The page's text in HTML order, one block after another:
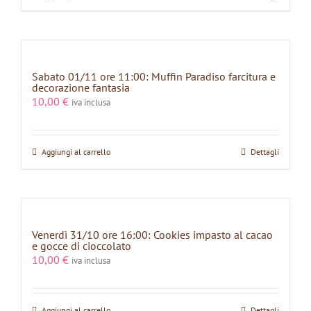
Sabato 01/11 ore 11:00: Muffin Paradiso farcitura e
decorazione fantasia
10,00 € iva inclusa
Aggiungi al carrello Dettagli
Venerdì 31/10 ore 16:00: Cookies impasto al cacao
e gocce di cioccolato
10,00 € iva inclusa